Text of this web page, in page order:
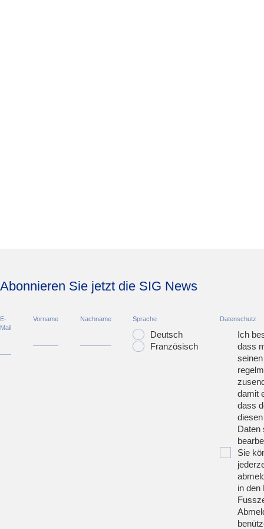
Abonnieren Sie jetzt die SIG News
E-
Mail
Vorname Nachname Sprache
Deutsch
Französisch
Datenschutz
Ich
dass
damit
dass
Daten
Sie
in den